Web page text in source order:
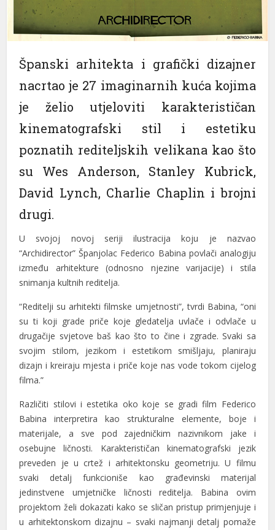
Španski arhitekta i grafički dizajner
nacrtao je 27 imaginarnih kuća kojima
je želio utjeloviti karakterističan
kinematografski stil i estetiku
poznatih rediteljskih velikana kao što
su Wes Anderson, Stanley Kubrick,
David Lynch, Charlie Chaplin i brojni
drugi.
U svojoj novoj seriji ilustracija koju je nazvao
“Archidirector” Španjolac Federico Babina povlači analogiju
između arhitekture (odnosno njezine varijacije) i stila
snimanja kultnih reditelja.
“Reditelji su arhitekti filmske umjetnosti”, tvrdi Babina, “oni
su ti koji grade priče koje gledatelja uvlače i odvlače u
drugačije svjetove baš kao što to čine i zgrade. Svaki sa
svojim stilom, jezikom i estetikom smišljaju, planiraju
dizajn i kreiraju mjesta i priče koje nas vode tokom cijelog
filma.”
Različiti stilovi i estetika oko koje se gradi film Federico
Babina interpretira kao strukturalne elemente, boje i
materijale, a sve pod zajedničkim nazivnikom jake i
osebujne ličnosti. Karakterističan kinematografski jezik
preveden je u crtež i arhitektonsku geometriju. U filmu
svaki detalj funkcioniše kao građevinski materijal
jedinstvene umjetničke ličnosti reditelja. Babina ovim
projektom želi dokazati kako se sličan pristup primjenjuje i
u arhitektonskom dizajnu – svaki najmanji detalj pomaže